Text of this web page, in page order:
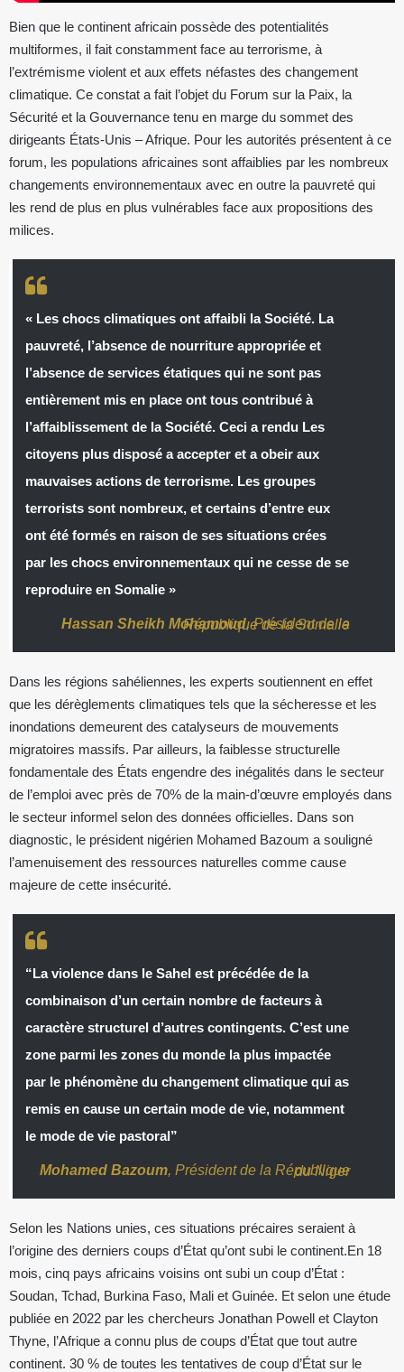
Bien que le continent africain possède des potentialités
multiformes, il fait constamment face au terrorisme, à
l’extrémisme violent et aux effets néfastes des changement
climatique. Ce constat a fait l’objet du Forum sur la Paix, la
Sécurité et la Gouvernance tenu en marge du sommet des
dirigeants États-Unis – Afrique. Pour les autorités présentent à ce
forum, les populations africaines sont affaiblies par les nombreux
changements environnementaux avec en outre la pauvreté qui
les rend de plus en plus vulnérables face aux propositions des
milices.
« Les chocs climatiques ont affaibli la Société. La
pauvreté, l’absence de nourriture appropriée et
l’absence de services étatiques qui ne sont pas
entièrement mis en place ont tous contribué à
l’affaiblissement de la Société. Ceci a rendu Les
citoyens plus disposé a accepter et a obeir aux
mauvaises actions de terrorisme. Les groupes
terrorists sont nombreux, et certains d’entre eux
ont été formés en raison de ses situations crées
par les chocs environnementaux qui ne cesse de se
reproduire en Somalie »
Hassan Sheikh Mohamoud, Président de la République de la Somalie
Dans les régions sahéliennes, les experts soutiennent en effet
que les dérèglements climatiques tels que la sécheresse et les
inondations demeurent des catalyseurs de mouvements
migratoires massifs. Par ailleurs, la faiblesse structurelle
fondamentale des États engendre des inégalités dans le secteur
de l’emploi avec près de 70% de la main-d’œuvre employés dans
le secteur informel selon des données officielles. Dans son
diagnostic, le président nigérien Mohamed Bazoum a souligné
l’amenuisement des ressources naturelles comme cause
majeure de cette insécurité.
“La violence dans le Sahel est précédée de la
combinaison d’un certain nombre de facteurs à
caractère structurel d’autres contingents. C’est une
zone parmi les zones du monde la plus impactée
par le phénomène du changement climatique qui as
remis en cause un certain mode de vie, notamment
le mode de vie pastoral”
Mohamed Bazoum , Président de la République du Niger
Selon les Nations unies, ces situations précaires seraient à
l’origine des derniers coups d’État qu’ont subi le continent.En 18
mois, cinq pays africains voisins ont subi un coup d’État :
Soudan, Tchad, Burkina Faso, Mali et Guinée. Et selon une étude
publiée en 2022 par les chercheurs Jonathan Powell et Clayton
Thyne, l’Afrique a connu plus de coups d’État que tout autre
continent. 30 % de toutes les tentatives de coup d’État sur le